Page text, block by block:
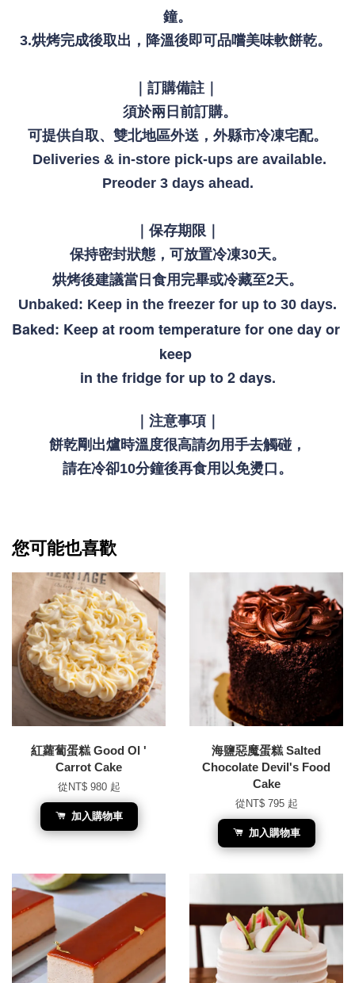
鐘。
3.烘烤完成後取出，降溫後即可品嚐美味軟餅乾。
｜訂購備註｜
須於兩日前訂購。
可提供自取、雙北地區外送，外縣市冷凍宅配。
Deliveries & in-store pick-ups are available.
Preoder 3 days ahead.
｜保存期限｜
保持密封狀態，可放置冷凍30天。
烘烤後建議當日食用完畢或冷藏至2天。
Unbaked: Keep in the freezer for up to 30 days.
Baked: Keep at room temperature for one day or
keep
in the fridge for up to 2 days.
｜注意事項｜
餅乾剛出爐時溫度很高請勿用手去觸碰，
請在冷卻10分鐘後再食用以免燙口。
您可能也喜歡
紅蘿蔔蛋糕 Good Ol '
Carrot Cake
從 NT$ 980 起
加入購物車
海鹽惡魔蛋糕 Salted
Chocolate Devil's Food
Cake
從 NT$ 795 起
加入購物車